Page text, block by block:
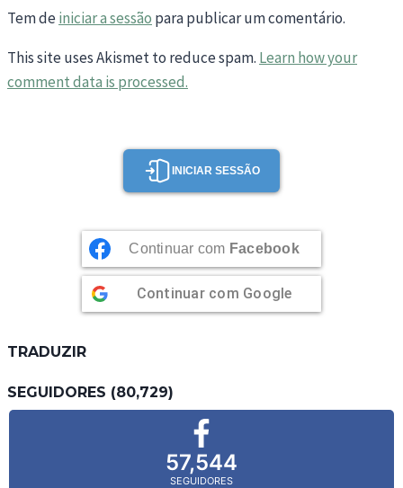
Tem deiniciar a sessão para publicar um comentário.
This site uses Akismet to reduce spam. Learn how your
comment data is processed.
INICIAR SESSÃO
Continuar com Facebook
Continuar com Google
TRADUZIR
SEGUIDORES (80,729)
57,544
SEGUIDORES